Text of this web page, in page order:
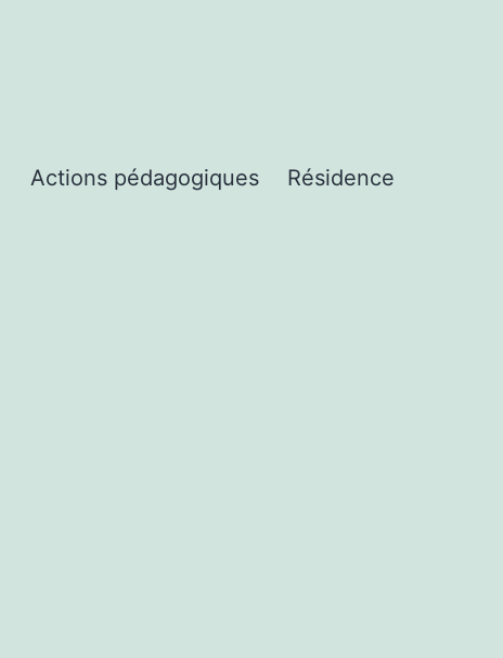
Actions pédagogiques Résidence